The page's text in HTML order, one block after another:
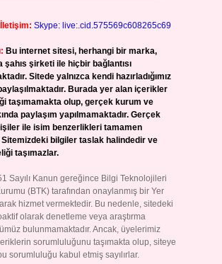
Skype: live:.cid.575569c608265c69
Bu internet sitesi, herhangi bir marka,
şahıs şirketi ile hiçbir bağlantısı
Sitede yalnızca kendi hazırladığımız
Burada yer alan içerikler
taşımamakta olup, gerçek kurum ve
paylaşım yapılmamaktadır. Gerçek
ile isim benzerlikleri tamamen
bilgiler taslak halindedir ve
taşımazlar.
Sayılı Kanun gereğince Bilgi Teknolojileri
(BTK) tarafından onaylanmış bir Yer
hizmet vermektedir. Bu nedenle, sitedeki
olarak denetleme veya araştırma
bulunmamaktadır. Ancak, üyelerimiz
sorumluluğunu taşımakta olup, siteye
sorumluluğu kabul etmiş sayılırlar.